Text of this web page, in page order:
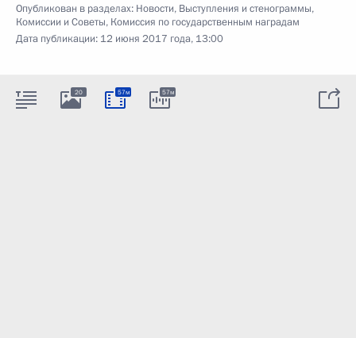
Опубликован в разделах: Новости, Выступления и стенограммы,
Комиссии и Советы, Комиссия по государственным наградам
Дата публикации: 12 июня 2017 года, 13:00
20 57м 57м